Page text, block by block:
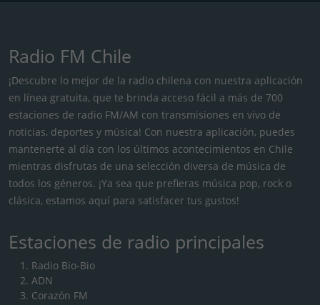
Radio FM Chile
¡Descubre lo mejor de la radio chilena con nuestra aplicación
en línea gratuita, que te brinda acceso fácil a más de 700
estaciones de radio FM/AM con transmisiones en vivo de
noticias, deportes y música! Con nuestra aplicación, puedes
mantenerte al día con los últimos acontecimientos en Chile
mientras disfrutas de una selección diversa de música de
todos los géneros. ¡Ya sea que prefieras música pop, rock o
clásica, estamos aquí para satisfacer tus gustos!
Estaciones de radio principales
Radio Bio-Bio
ADN
Corazón FM